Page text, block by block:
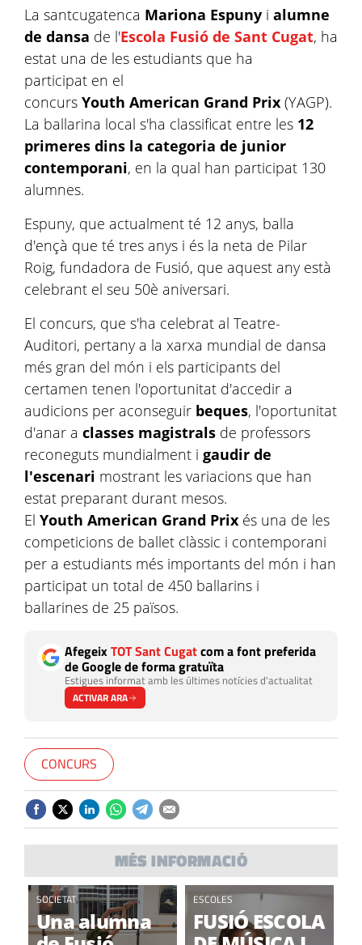
La santcugatenca Mariona Espuny i alumne
de dansa de l'Escola Fusió de Sant Cugat, ha
estat una de les estudiants que ha
participat en el
concurs Youth American Grand Prix (YAGP).
La ballarina local s'ha classificat entre les 12
primeres dins la categoria de junior
contemporani, en la qual han participat 130
alumnes.
Espuny, que actualment té 12 anys, balla
d'ençà que té tres anys i és la neta de Pilar
Roig, fundadora de Fusió, que aquest any està
celebrant el seu 50è aniversari.
El concurs, que s'ha celebrat al Teatre-
Auditori, pertany a la xarxa mundial de dansa
més gran del món i els participants del
certamen tenen l'oportunitat d'accedir a
audicions per aconseguir beques, l'oportunitat
d'anar a classes magistrals de professors
reconeguts mundialment i gaudir de
l'escenari mostrant les variacions que han
estat preparant durant mesos.
El Youth American Grand Prix és una de les
competicions de ballet clàssic i contemporani
per a estudiants més importants del món i han
participat un total de 450 ballarins i
ballarines de 25 països.
AfegeixTOT Sant Cugatcom a font preferida
de Google de forma gratuïta
Estigues informat amb les últimes notícies d'actualitat
ACTIVAR ARA
CONCURS
MÉS INFORMACIÓ
SOCIETAT
Una alumna
ESCOLES
FUSIÓ ESCOLA